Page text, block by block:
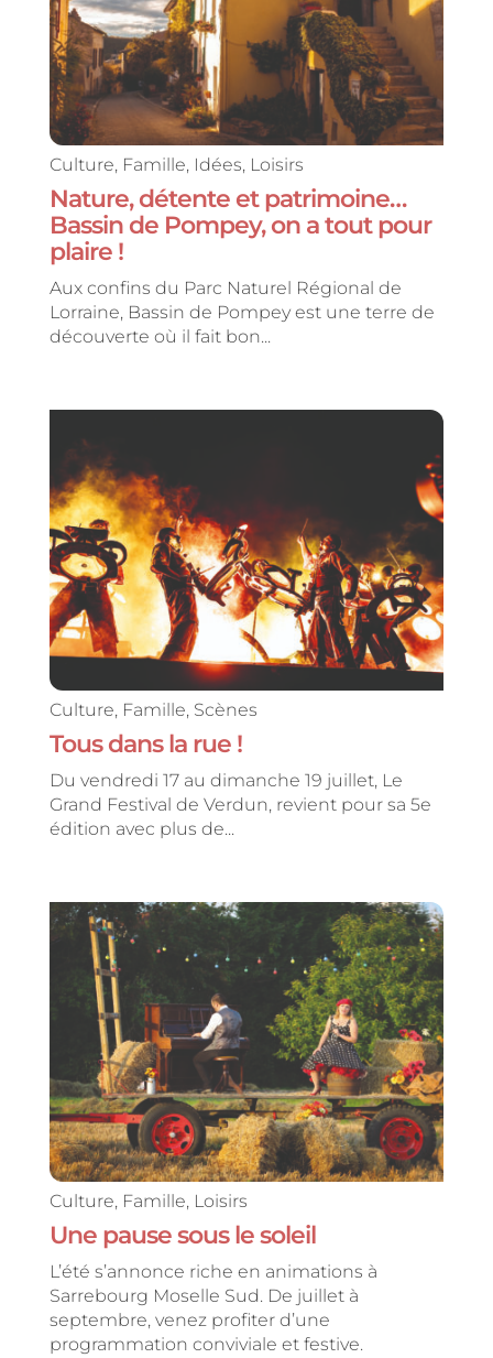
Culture, Famille, Idées, Loisirs
Nature, détente et patrimoine…
Bassin de Pompey, on a tout pour
plaire !
Aux confins du Parc Naturel Régional de
Lorraine, Bassin de Pompey est une terre de
découverte où il fait bon...
Culture, Famille, Scènes
Tous dans la rue !
Du vendredi 17 au dimanche 19 juillet, Le
Grand Festival de Verdun, revient pour sa 5e
édition avec plus de...
Culture, Famille, Loisirs
Une pause sous le soleil
L’été s’annonce riche en animations à
Sarrebourg Moselle Sud. De juillet à
septembre, venez profiter d’une
programmation conviviale et festive.